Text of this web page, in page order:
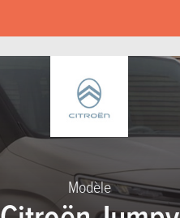
Modèle